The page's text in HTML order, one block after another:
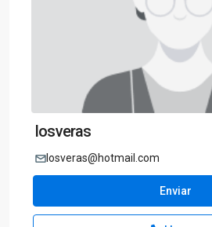
losveras
losveras@hotmail.com
Enviar